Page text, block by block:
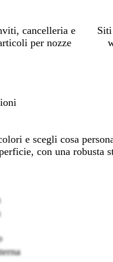
cancelleria e
per nozze
e scegli cosa
con una robusta